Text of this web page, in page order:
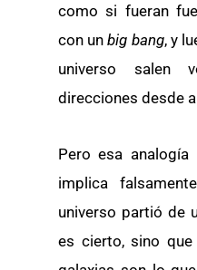
como si fueran
con unbig bang, y
universo salen
direcciones desde
Pero esa
implica
universo partió de
es cierto, sino